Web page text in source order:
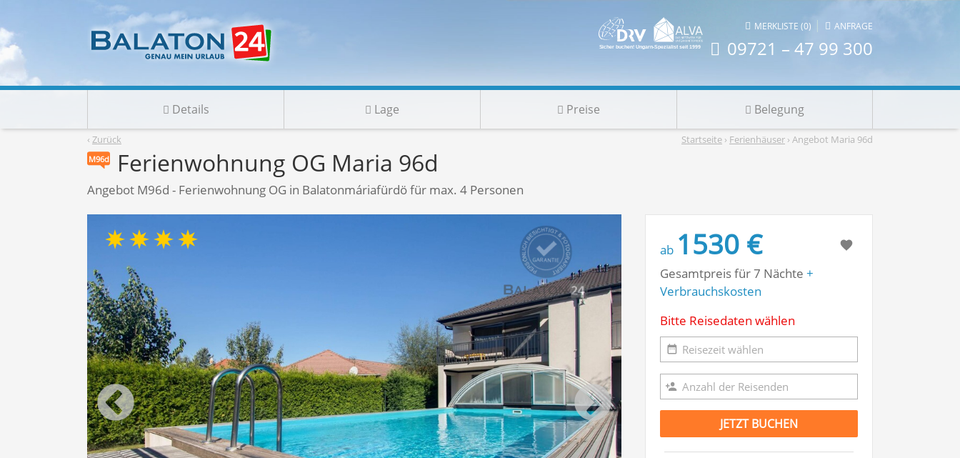
MERKLISTE (0) | ANFRAGE
09721 – 47 99 300
Details Lage Preise Belegung
‹ Zurück Startseite › Ferienhäuser › Angebot Maria 96d
M96d Ferienwohnung OG Maria 96d
Angebot M96d - Ferienwohnung OG in Balatonmáriafürdö für max. 4 Personen
ab 1530 €
Gesamtpreis für 7 Nächte +
Verbrauchskosten
Bitte Reisedaten wählen
JETZT BUCHEN